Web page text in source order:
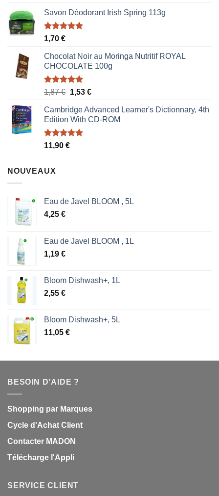
initial
était :
actuel
Savon Déodorant Irish Spring 113g
Note5.00
1,70 €
Chocolat Noir au Moringa Nutritif ROYAL
CHOCOLATE 100g
Note5.00
1,87€ Le
initial
était :
1,87 €.
1,53 €Le
actuel
est :
Cambridge Advanced Learner's Dictionnary, 4th
Edition With CD-ROM
Note5.00
11,90 €
NOUVEAUX
Eau de Javel BLOOM , 5L
4,25 €
Eau de Javel BLOOM , 1L
1,19 €
Bloom Dishwash+, 1L
2,55 €
Bloom Dishwash+, 5L
11,05 €
BESOIN D'AIDE ?
Shopping par Marques
Cycle d'Achat Client
Contacter MADON
Télécharge l'Appli
SERVICE CLIENT